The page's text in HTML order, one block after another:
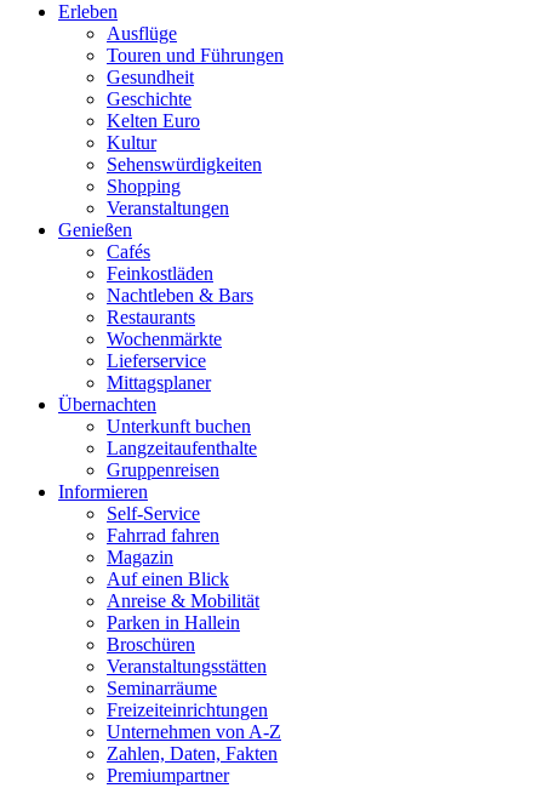
Erleben
Ausflüge
Touren und Führungen
Gesundheit
Geschichte
Kelten Euro
Kultur
Sehenswürdigkeiten
Shopping
Veranstaltungen
Genießen
Cafés
Feinkostläden
Nachtleben & Bars
Restaurants
Wochenmärkte
Lieferservice
Mittagsplaner
Übernachten
Unterkunft buchen
Langzeitaufenthalte
Gruppenreisen
Informieren
Self-Service
Fahrrad fahren
Magazin
Auf einen Blick
Anreise & Mobilität
Parken in Hallein
Broschüren
Veranstaltungsstätten
Seminarräume
Freizeiteinrichtungen
Unternehmen von A-Z
Zahlen, Daten, Fakten
Premiumpartner